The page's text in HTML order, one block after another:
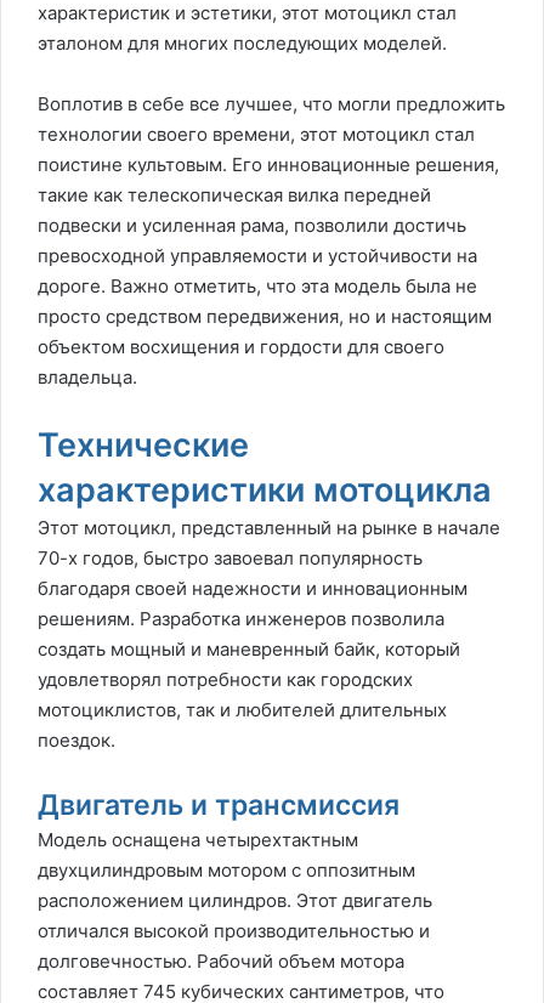
характеристик и эстетики, этот мотоцикл стал
эталоном для многих последующих моделей.
Воплотив в себе все лучшее, что могли предложить
технологии своего времени, этот мотоцикл стал
поистине культовым. Его инновационные решения,
такие как телескопическая вилка передней
подвески и усиленная рама, позволили достичь
превосходной управляемости и устойчивости на
дороге. Важно отметить, что эта модель была не
просто средством передвижения, но и настоящим
объектом восхищения и гордости для своего
владельца.
Технические
характеристики мотоцикла
Этот мотоцикл, представленный на рынке в начале
70-х годов, быстро завоевал популярность
благодаря своей надежности и инновационным
решениям. Разработка инженеров позволила
создать мощный и маневренный байк, который
удовлетворял потребности как городских
мотоциклистов, так и любителей длительных
поездок.
Двигатель и трансмиссия
Модель оснащена четырехтактным
двухцилиндровым мотором с оппозитным
расположением цилиндров. Этот двигатель
отличался высокой производительностью и
долговечностью. Рабочий объем мотора
составляет 745 кубических сантиметров, что